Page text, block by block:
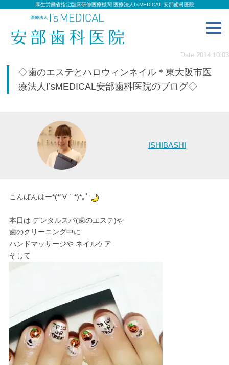
厚生労働省指定臨床研修医療機関 医療法人I’sMEDICAL 安部歯科医院
Date:2014.10.03
◇歯のエステとハロウィンネイル＊東大阪市医
療法人I’sMEDICAL安部歯科医院のブログ◇
ISHIBASHI
こんばんはー*(*´∀｀*)*｡ﾟ
本日は デンタルスパ(歯のエステ)や
歯のクリーニング中に
ハンドマッサージや ネイルケア
そして